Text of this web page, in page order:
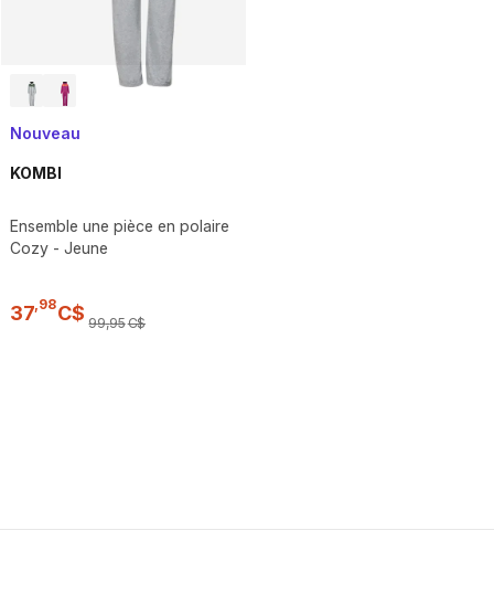
Nouveau
KOMBI
Ensemble une pièce en polaire
Cozy - Jeune
37 98C$ 99,95C$